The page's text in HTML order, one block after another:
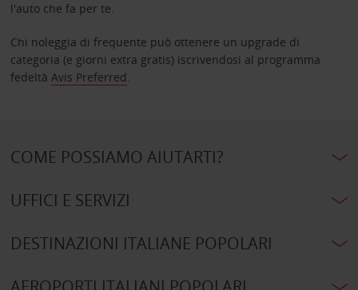
l'auto che fa per te.
Chi noleggia di frequente può ottenere un upgrade di
categoria (e giorni extra gratis) iscrivendosi al programma
fedeltà Avis Preferred.
COME POSSIAMO AIUTARTI?
UFFICI E SERVIZI
DESTINAZIONI ITALIANE POPOLARI